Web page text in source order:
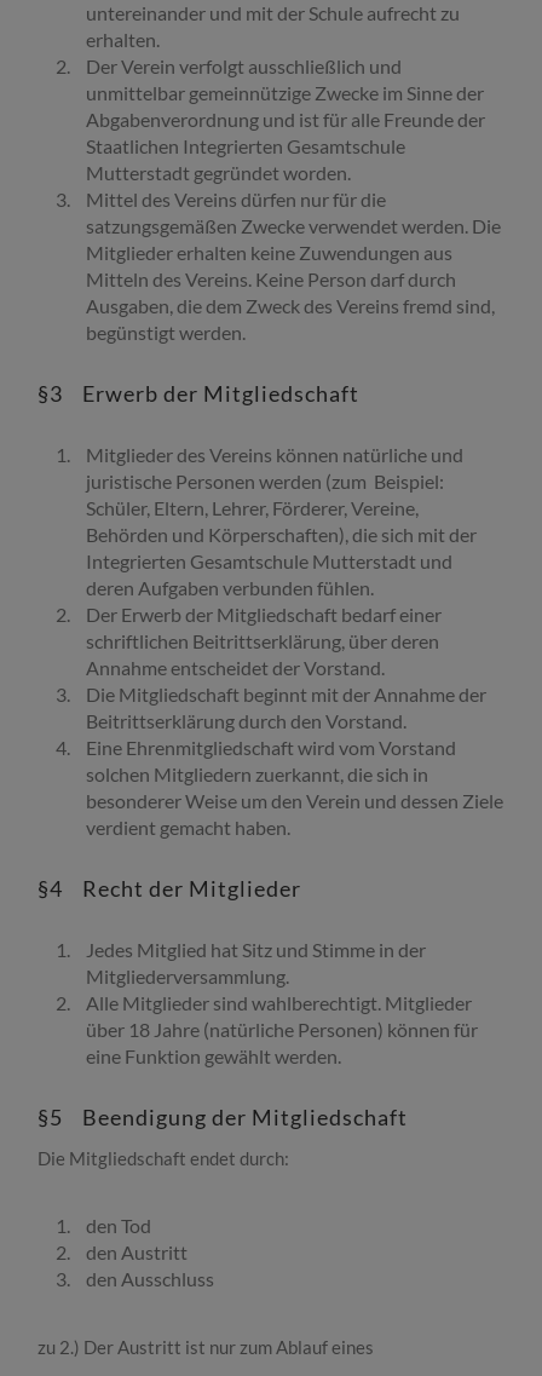
untereinander und mit der Schule aufrecht zu
erhalten.
Der Verein verfolgt ausschließlich und
unmittelbar gemeinnützige Zwecke im Sinne der
Abgabenverordnung und ist für alle Freunde der
Staatlichen Integrierten Gesamtschule
Mutterstadt gegründet worden.
Mittel des Vereins dürfen nur für die
satzungsgemäßen Zwecke verwendet werden. Die
Mitglieder erhalten keine Zuwendungen aus
Mitteln des Vereins. Keine Person darf durch
Ausgaben, die dem Zweck des Vereins fremd sind,
begünstigt werden.
§3 Erwerb der Mitgliedschaft
Mitglieder des Vereins können natürliche und
juristische Personen werden (zum Beispiel:
Schüler, Eltern, Lehrer, Förderer, Vereine,
Behörden und Körperschaften), die sich mit der
Integrierten Gesamtschule Mutterstadt und
deren Aufgaben verbunden fühlen.
Der Erwerb der Mitgliedschaft bedarf einer
schriftlichen Beitrittserklärung, über deren
Annahme entscheidet der Vorstand.
Die Mitgliedschaft beginnt mit der Annahme der
Beitrittserklärung durch den Vorstand.
Eine Ehrenmitgliedschaft wird vom Vorstand
solchen Mitgliedern zuerkannt, die sich in
besonderer Weise um den Verein und dessen Ziele
verdient gemacht haben.
§4 Recht der Mitglieder
Jedes Mitglied hat Sitz und Stimme in der
Mitgliederversammlung.
Alle Mitglieder sind wahlberechtigt. Mitglieder
über 18 Jahre (natürliche Personen) können für
eine Funktion gewählt werden.
§5 Beendigung der Mitgliedschaft
Die Mitgliedschaft endet durch:
den Tod
den Austritt
den Ausschluss
zu 2.) Der Austritt ist nur zum Ablauf eines